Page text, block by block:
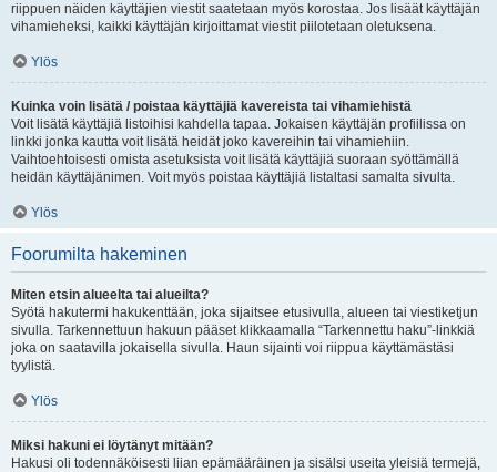
riippuen näiden käyttäjien viestit saatetaan myös korostaa. Jos lisäät käyttäjän
vihamieheksi, kaikki käyttäjän kirjoittamat viestit piilotetaan oletuksena.
Ylös
Kuinka voin lisätä / poistaa käyttäjiä kavereista tai vihamiehistä
Voit lisätä käyttäjiä listoihisi kahdella tapaa. Jokaisen käyttäjän profiilissa on
linkki jonka kautta voit lisätä heidät joko kavereihin tai vihamiehiin.
Vaihtoehtoisesti omista asetuksista voit lisätä käyttäjiä suoraan syöttämällä
heidän käyttäjänimen. Voit myös poistaa käyttäjiä listaltasi samalta sivulta.
Ylös
Foorumilta hakeminen
Miten etsin alueelta tai alueilta?
Syötä hakutermi hakukenttään, joka sijaitsee etusivulla, alueen tai viestiketjun
sivulla. Tarkennettuun hakuun pääset klikkaamalla “Tarkennettu haku”-linkkiä
joka on saatavilla jokaisella sivulla. Haun sijainti voi riippua käyttämästäsi
tyylistä.
Ylös
Miksi hakuni ei löytänyt mitään?
Hakusi oli todennäköisesti liian epämääräinen ja sisälsi useita yleisiä termejä,